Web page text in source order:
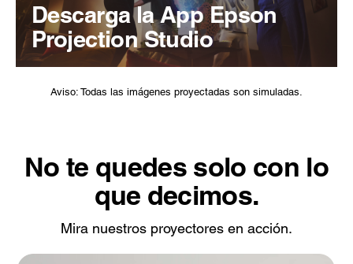
Descarga la App Epson
Projection Studio
Aviso: Todas las imágenes proyectadas son simuladas.
No te quedes solo con lo
que decimos.
Mira nuestros proyectores en acción.